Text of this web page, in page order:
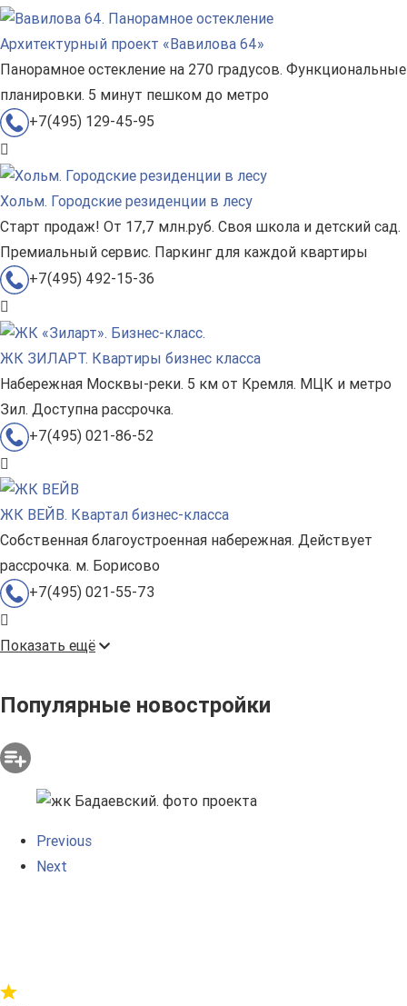
Архитектурный проект «Вавилова 64»
Панорамное остекление на 270 градусов. Функциональные
планировки. 5 минут пешком до метро
+7(495) 129-45-95
Хольм. Городские резиденции в лесу
Старт продаж! От 17,7 млн.руб. Своя школа и детский сад.
Премиальный сервис. Паркинг для каждой квартиры
+7(495) 492-15-36
ЖК ЗИЛАРТ. Квартиры бизнес класса
Набережная Москвы-реки. 5 км от Кремля. МЦК и метро
Зил. Доступна рассрочка.
+7(495) 021-86-52
ЖК ВЕЙВ. Квартал бизнес-класса
Собственная благоустроенная набережная. Действует
рассрочка. м. Борисово
+7(495) 021-55-73
Показать ещё
Популярные новостройки
Previous
Next